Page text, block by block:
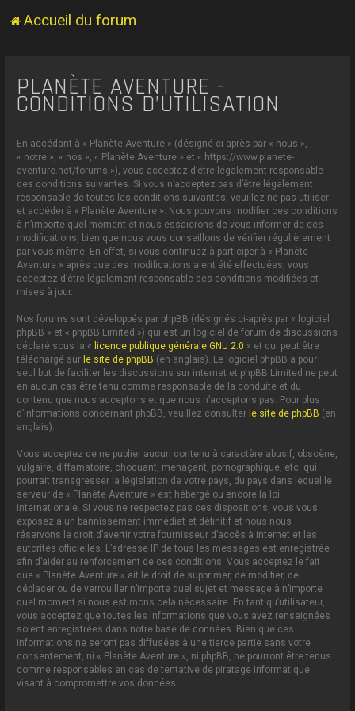
Accueil du forum
PLANÈTE AVENTURE -
CONDITIONS D’UTILISATION
En accédant à « Planète Aventure » (désigné ci-après par « nous »,
« notre », « nos », « Planète Aventure » et « https://www.planete-
aventure.net/forums »), vous acceptez d’être légalement responsable
des conditions suivantes. Si vous n’acceptez pas d’être légalement
responsable de toutes les conditions suivantes, veuillez ne pas utiliser
et accéder à « Planète Aventure ». Nous pouvons modifier ces conditions
à n’importe quel moment et nous essaierons de vous informer de ces
modifications, bien que nous vous conseillons de vérifier régulièrement
par vous-même. En effet, si vous continuez à participer à « Planète
Aventure » après que des modifications aient été effectuées, vous
acceptez d’être légalement responsable des conditions modifiées et
mises à jour.
Nos forums sont développés par phpBB (désignés ci-après par « logiciel
phpBB » et « phpBB Limited ») qui est un logiciel de forum de discussions
déclaré sous la « licence publique générale GNU 2.0 » et qui peut être
téléchargé sur le site de phpBB (en anglais). Le logiciel phpBB a pour
seul but de faciliter les discussions sur internet et phpBB Limited ne peut
en aucun cas être tenu comme responsable de la conduite et du
contenu que nous acceptons et que nous n’acceptons pas. Pour plus
d’informations concernant phpBB, veuillez consulter le site de phpBB (en
anglais).
Vous acceptez de ne publier aucun contenu à caractère abusif, obscène,
vulgaire, diffamatoire, choquant, menaçant, pornographique, etc. qui
pourrait transgresser la législation de votre pays, du pays dans lequel le
serveur de « Planète Aventure » est hébergé ou encore la loi
internationale. Si vous ne respectez pas ces dispositions, vous vous
exposez à un bannissement immédiat et définitif et nous nous
réservons le droit d’avertir votre fournisseur d’accès à internet et les
autorités officielles. L’adresse IP de tous les messages est enregistrée
afin d’aider au renforcement de ces conditions. Vous acceptez le fait
que « Planète Aventure » ait le droit de supprimer, de modifier, de
déplacer ou de verrouiller n’importe quel sujet et message à n’importe
quel moment si nous estimons cela nécessaire. En tant qu’utilisateur,
vous acceptez que toutes les informations que vous avez renseignées
soient enregistrées dans notre base de données. Bien que ces
informations ne seront pas diffusées à une tierce partie sans votre
consentement, ni « Planète Aventure », ni phpBB, ne pourront être tenus
comme responsables en cas de tentative de piratage informatique
visant à compromettre vos données.